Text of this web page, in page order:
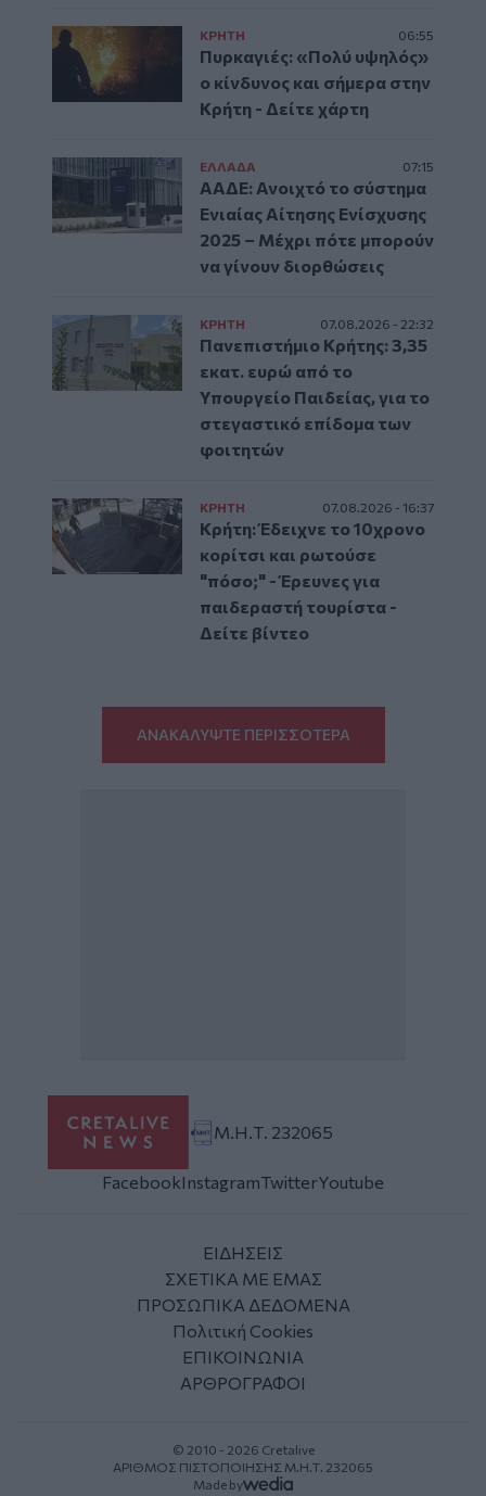
ΚΡΗΤΗ 06:55
Πυρκαγιές: «Πολύ υψηλός»
ο κίνδυνος και σήμερα στην
Κρήτη - Δείτε χάρτη
ΕΛΛAΔΑ 07:15
ΑΑΔΕ: Ανοιχτό το σύστημα
Ενιαίας Αίτησης Ενίσχυσης
2025 – Μέχρι πότε μπορούν
να γίνουν διορθώσεις
ΚΡΗΤΗ 07.08.2026 - 22:32
Πανεπιστήμιο Κρήτης: 3,35
εκατ. ευρώ από το
Υπουργείο Παιδείας, για το
στεγαστικό επίδομα των
φοιτητών
ΚΡΗΤΗ 07.08.2026 - 16:37
Κρήτη: Έδειχνε το 10χρονο
κορίτσι και ρωτούσε
"πόσο;" - Έρευνες για
παιδεραστή τουρίστα -
Δείτε βίντεο
ΑΝΑΚΑΛΥΨΤΕ ΠΕΡΙΣΣΟΤΕΡΑ
Μ.Η.Τ. 232065
FacebookInstagramTwitterYoutube
ΕΙΔΗΣΕΙΣ
ΣΧΕΤΙΚΑ ΜΕ ΕΜΑΣ
ΠΡΟΣΩΠΙΚΑ ΔΕΔΟΜΕΝΑ
Πολιτική Cookies
ΕΠΙΚΟΙΝΩΝΙΑ
ΑΡΘΡΟΓΡΑΦΟΙ
© 2010 - 2026 Cretalive
ΑΡΙΘΜΟΣ ΠΙΣΤΟΠΟΙΗΣΗΣ Μ.Η.Τ. 232065
Made by